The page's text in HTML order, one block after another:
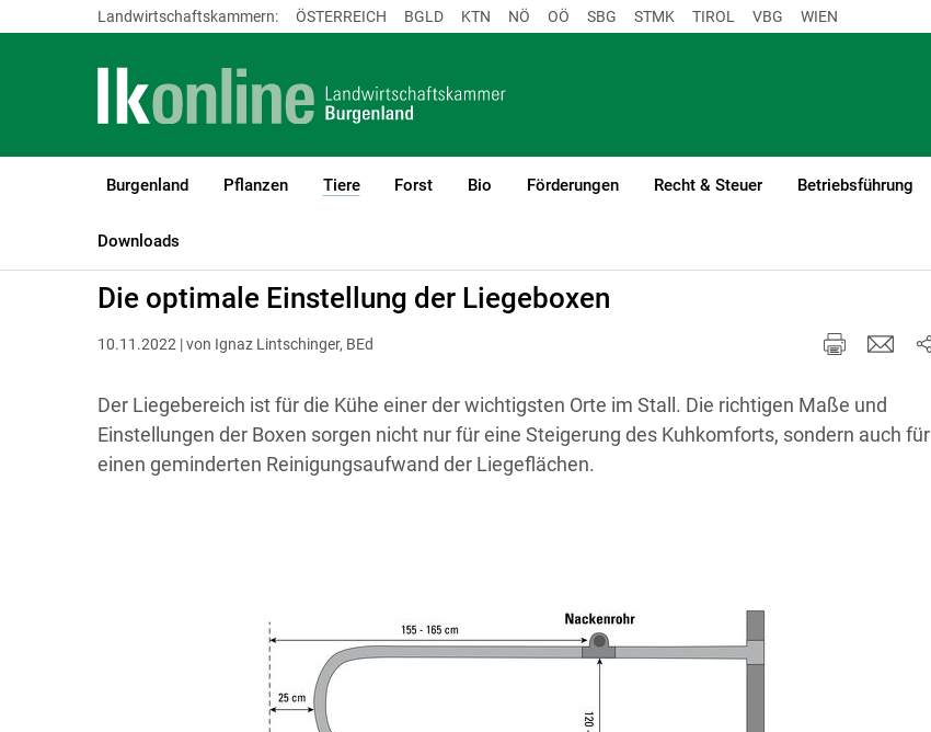
Landwirtschaftskammern: ÖSTERREICH BGLD KTN NÖ OÖ SBG STMK TIROL VBG WIEN
Burgenland Pflanzen Tiere
(current)1
Forst Bio Förderungen Recht & Steuer Betriebsführung
Downloads
LK Burgenland
Die optimale Einstellung der Liegeboxen
10.11.2022 | von Ignaz Lintschinger, BEd
Der Liegebereich ist für die Kühe einer der wichtigsten Orte im Stall. Die richtigen Maße und
Einstellungen der Boxen sorgen nicht nur für eine Steigerung des Kuhkomforts, sondern auch für
einen geminderten Reinigungsaufwand der Liegeflächen.